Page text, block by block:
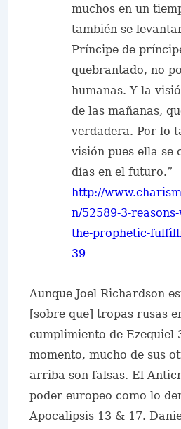
muchos en un
también se
Príncipe de
quebrantado, no
humanas. Y la
de las mañanas,
verdadera. Por lo
visión pues ella se
días en el futuro.”
http://
n/52589-3-
the-prophetic-
39
Aunque Joel Richardson
[sobre que] tropas rusas
cumplimiento de Ezequiel
momento, mucho de sus
arriba son falsas. El
poder europeo como lo
Apocalipsis 13 & 17.